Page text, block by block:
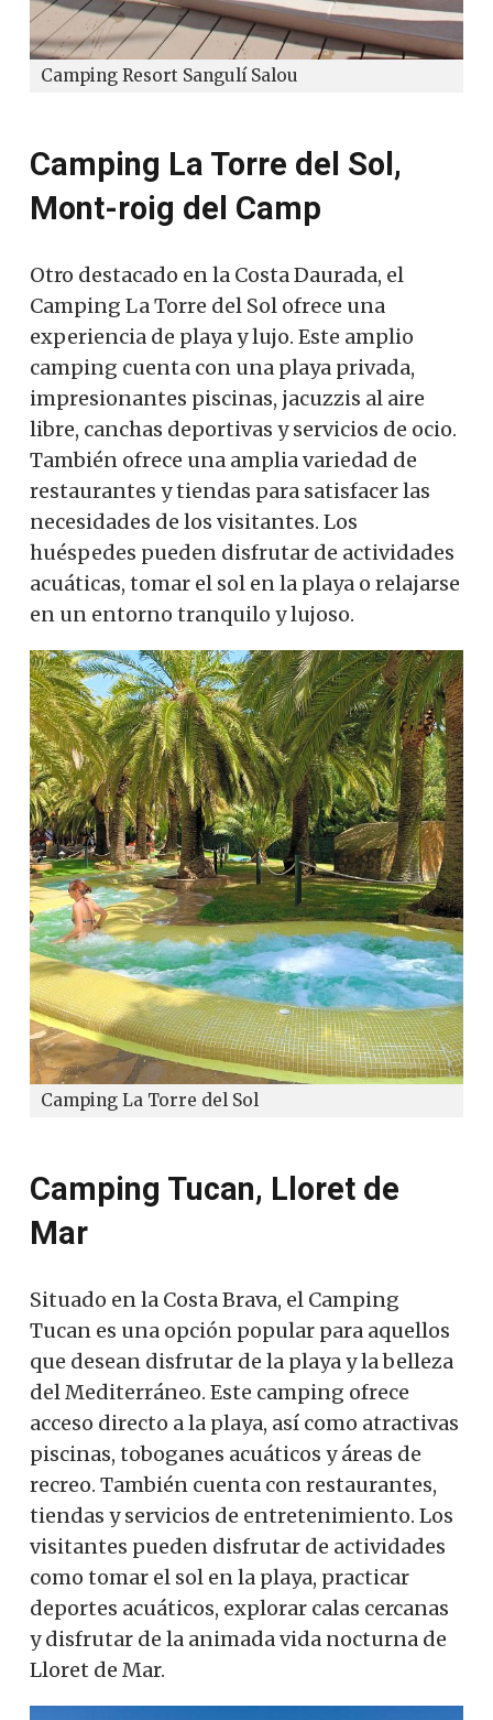
Camping Resort Sangulí Salou
Camping La Torre del Sol,
Mont-roig del Camp
Otro destacado en la Costa Daurada, el
Camping La Torre del Sol ofrece una
experiencia de playa y lujo. Este amplio
camping cuenta con una playa privada,
impresionantes piscinas, jacuzzis al aire
libre, canchas deportivas y servicios de ocio.
También ofrece una amplia variedad de
restaurantes y tiendas para satisfacer las
necesidades de los visitantes. Los
huéspedes pueden disfrutar de actividades
acuáticas, tomar el sol en la playa o relajarse
en un entorno tranquilo y lujoso.
Camping La Torre del Sol
Camping Tucan, Lloret de
Mar
Situado en la Costa Brava, el Camping
Tucan es una opción popular para aquellos
que desean disfrutar de la playa y la belleza
del Mediterráneo. Este camping ofrece
acceso directo a la playa, así como atractivas
piscinas, toboganes acuáticos y áreas de
recreo. También cuenta con restaurantes,
tiendas y servicios de entretenimiento. Los
visitantes pueden disfrutar de actividades
como tomar el sol en la playa, practicar
deportes acuáticos, explorar calas cercanas
y disfrutar de la animada vida nocturna de
Lloret de Mar.